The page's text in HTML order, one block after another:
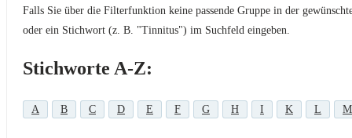
Falls Sie über die Filterfunktion keine passende Gruppe in der
oder ein Stichwort (z. B. "Tinnitus") im Suchfeld eingeben.
Stichworte A-Z:
A B C D E F G H I K L M